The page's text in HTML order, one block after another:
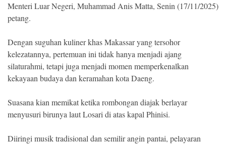
©
Copyright
2026
Indonesia
.
All
Reserve
Menteri Luar Negeri, Muhammad Anis Matta, Senin (17/11/2025)
petang.
Dengan suguhan kuliner khas Makassar yang tersohor
kelezatannya, pertemuan ini tidak hanya menjadi ajang
silaturahmi, tetapi juga menjadi momen memperkenalkan
kekayaan budaya dan keramahan kota Daeng.
Suasana kian memikat ketika rombongan diajak berlayar
menyusuri birunya laut Losari di atas kapal Phinisi.
Diiringi musik tradisional dan semilir angin pantai, pelayaran